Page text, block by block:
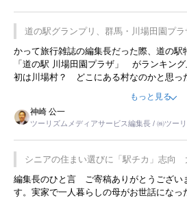
道の駅グランプリ、群馬・川場田園プラ
かって旅行雑誌の編集長だった際、道の駅
「道の駅 川場田園プラザ」 がランキン
初は川場村？ どこにある村なのかと思っ
永井 彰一社長にインタビューしたら、興
した。プレゼンも巧みで、今でも思い出す
は、従業員に東京ディズニーランドを見学
の何かを理解してもらっていることです。
プレミアムヨーグルトを販売するにあたり
です。永井社長は、駐車場に都内ナンバー
ことに目をつけ、高級商品でも売れると確
事を懐かしく読みました。
もっと見る
神崎 公一
ツーリズムメディアサービス編集長 / ㈱ツー
シニアの住まい選びに「駅チカ」志向
暮らし
編集長のひと言 ご寄稿ありがとうござい
す。実家で一人暮らしの母がお世話になっ